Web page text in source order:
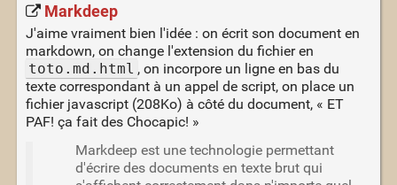
Markdeep
J'aime vraiment bien l'idée : on écrit son document en
markdown, on change l'extension du fichier en
toto.md.html , on incorpore un ligne en bas du
texte correspondant à un appel de script, on place un
fichier javascript (208Ko) à côté du document, « ET
PAF! ça fait des Chocapic! »
Markdeep est une technologie permettant
d'écrire des documents en texte brut qui